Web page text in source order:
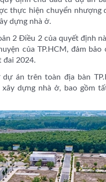
thực hiện chuyển nhượng
dựng nhà ở.
2 Điều 2 của quyết định
của TP.HCM, đảm bảo
đai 2024.
án trên toàn địa bàn
dựng nhà ở, bao gồm